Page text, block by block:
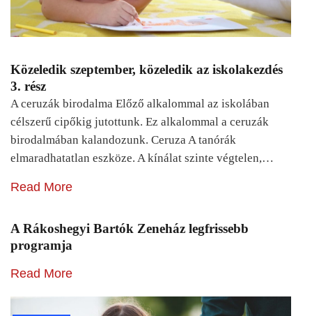
Közeledik szeptember, közeledik az iskolakezdés
3. rész
A ceruzák birodalma Előző alkalommal az iskolában
célszerű cipőkig jutottunk. Ez alkalommal a ceruzák
birodalmában kalandozunk. Ceruza A tanórák
elmaradhatatlan eszköze. A kínálat szinte végtelen,…
Read More
A Rákoshegyi Bartók Zeneház legfrissebb
programja
Read More